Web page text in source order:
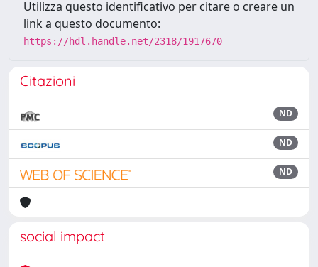
Utilizza questo identificativo per citare o creare un
link a questo documento:
https://hdl.handle.net/2318/1917670
Citazioni
ND
ND
ND
social impact